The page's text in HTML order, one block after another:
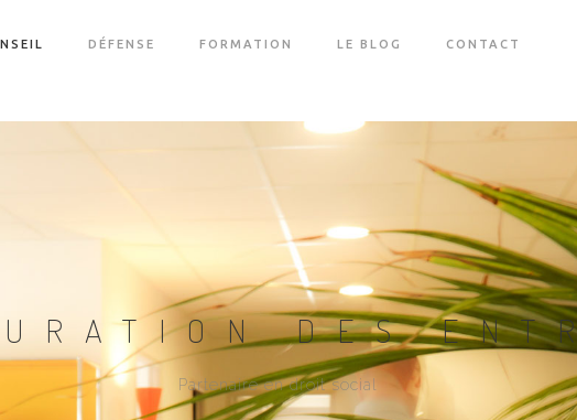
DÉFENSE FORMATION LE BLOG CONTACT
DES
Partenaire en droit social